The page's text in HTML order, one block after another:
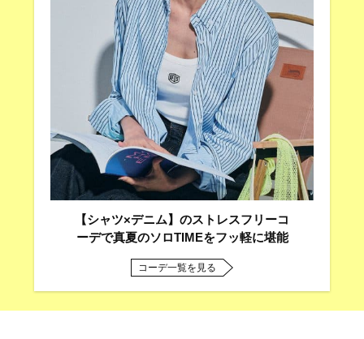
【シャツ×デニム】のストレスフリーコ
ーデで真夏のソロTIMEをフッ軽に堪能
コーデ一覧を見る